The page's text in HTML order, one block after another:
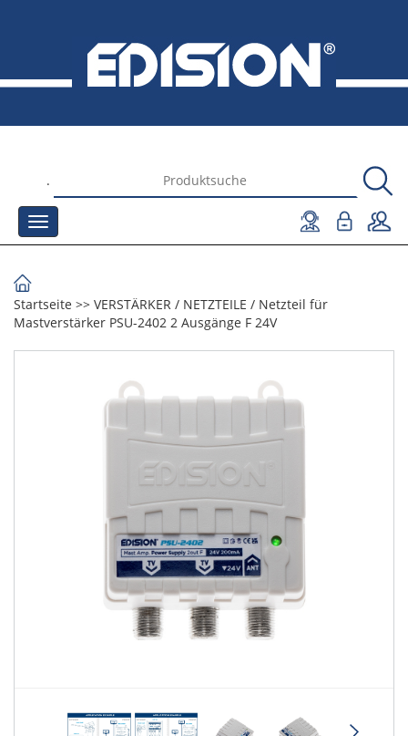
.
Startseite >> VERSTÄRKER / NETZTEILE / Netzteil für
Mastverstärker PSU-2402 2 Ausgänge F 24V